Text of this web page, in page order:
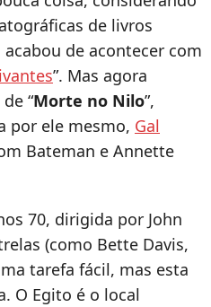
de livros
de acontecer com
”. Mas agora
“Morte no Nilo”,
por ele mesmo, Gal
Bateman e Annette
70, dirigida por John
(como Bette Davis,
tarefa fácil, mas esta
O Egito é o local